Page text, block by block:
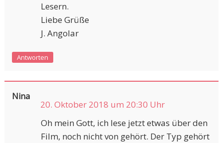
Lesern.
Liebe Grüße
J. Angolar
Antworten
Nina
20. Oktober 2018 um 20:30 Uhr
Oh mein Gott, ich lese jetzt etwas über den
Film, noch nicht von gehört. Der Typ gehört